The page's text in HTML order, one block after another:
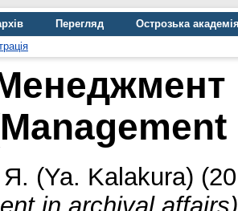
Перегляд
Острозька
(Ya. Kalakura)